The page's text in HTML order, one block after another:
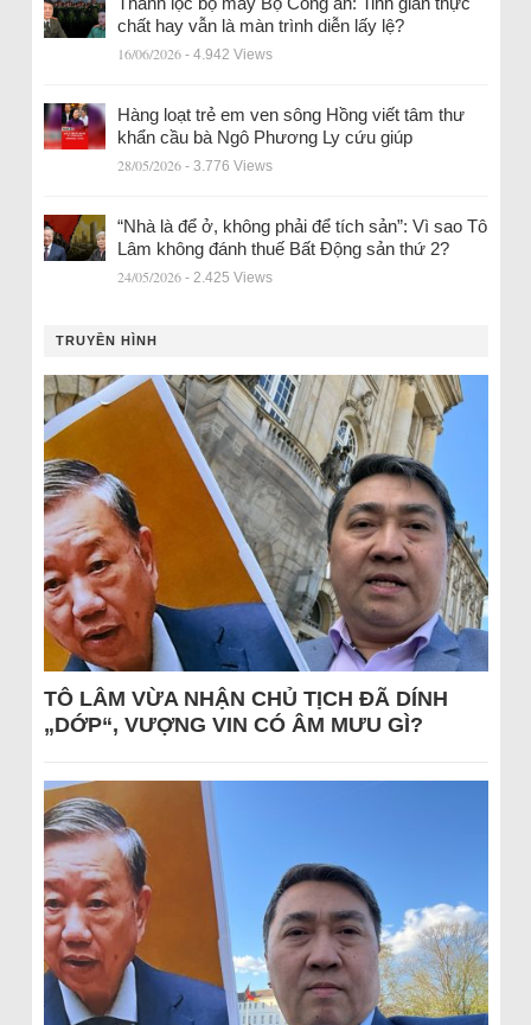
chất hay vẫn là màn trình diễn lấy lệ?
16/06/2026 - 4.942 Views
Hàng loạt trẻ em ven sông Hồng viết tâm thư
khẩn cầu bà Ngô Phương Ly cứu giúp
28/05/2026 - 3.776 Views
“Nhà là để ở, không phải để tích sản”: Vì sao Tô
Lâm không đánh thuế Bất Động sản thứ 2?
24/05/2026 - 2.425 Views
TRUYỀN HÌNH
TÔ LÂM VỪA NHẬN CHỦ TỊCH ĐÃ DÍNH
„DỚP“, VƯỢNG VIN CÓ ÂM MƯU GÌ?